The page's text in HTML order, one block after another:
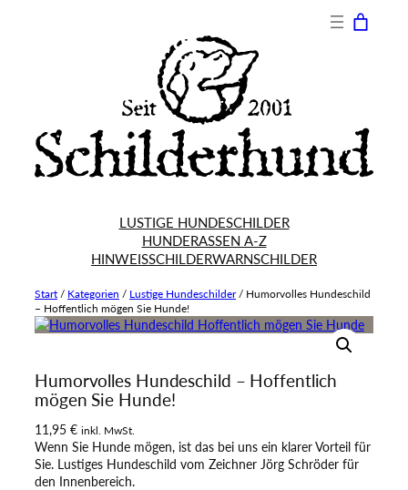
LUSTIGE HUNDESCHILDER
HUNDERASSEN A-Z
HINWEISSCHILDERWARNSCHILDER
Start / Kategorien / Lustige Hundeschilder/ Humorvolles Hundeschild
– Hoffentlich mögen Sie Hunde!
Humorvolles Hundeschild – Hoffentlich
mögen Sie Hunde!
11,95 € inkl. MwSt.
Wenn Sie Hunde mögen, ist das bei uns ein klarer Vorteil für
Sie. Lustiges Hundeschild vom Zeichner Jörg Schröder für
den Innenbereich.